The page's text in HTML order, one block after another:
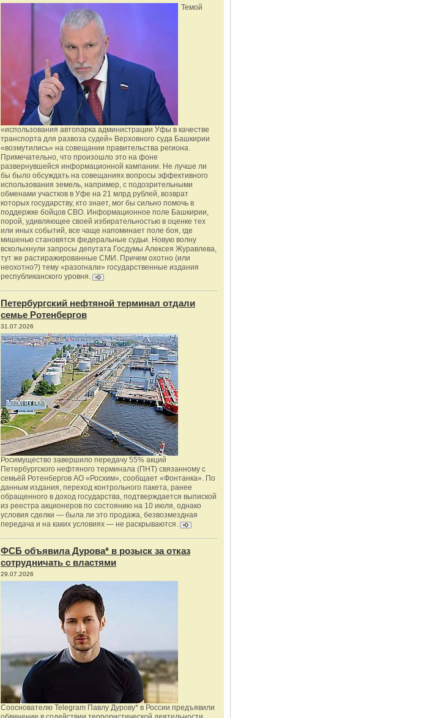
Темой
«использования автопарка администрации Уфы в качестве
транспорта для развоза судей» Верховного суда Башкирии
«возмутились» на совещании правительства региона.
Примечательно, что произошло это на фоне
развернувшейся информационной кампании. Не лучше ли
бы было обсуждать на совещаниях вопросы эффективного
использования земель, например, с подозрительными
обменами участков в Уфе на 21 млрд рублей, возврат
которых государству, кто знает, мог бы сильно помочь в
поддержке бойцов СВО. Информационное поле Башкирии,
порой, удивляющее своей избирательностью в оценке тех
или иных событий, все чаще напоминает поле боя, где
мишенью становятся федеральные судьи. Новую волну
всколыхнули запросы депутата Госдумы Алексея Журавлева,
тут же растиражированные СМИ. Причем охотно (или
неохотно?) тему «разогнали» государственные издания
республиканского уровня.
Петербургский нефтяной терминал отдали
семье Ротенбергов
31.07.2026
Росимущество завершило передачу 55% акций
Петербургского нефтяного терминала (ПНТ) связанному с
семьёй Ротенбергов АО «Росхим», сообщает «Фонтанка». По
данным издания, переход контрольного пакета, ранее
обращенного в доход государства, подтверждается выпиской
из реестра акционеров по состоянию на 10 июля, однако
условия сделки — была ли это продажа, безвозмездная
передача и на каких условиях — не раскрываются.
ФСБ объявила Дурова* в розыск за отказ
сотрудничать с властями
29.07.2026
Сооснователю Telegram Павлу Дурову* в России предъявили